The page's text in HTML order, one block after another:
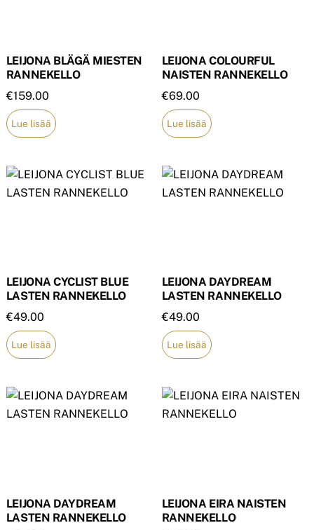
LEIJONA BLÄGÄ MIESTEN
RANNEKELLO
€159.00
Lue lisää
LEIJONA COLOURFUL
NAISTEN RANNEKELLO
€69.00
Lue lisää
LEIJONA CYCLIST BLUE
LASTEN RANNEKELLO
€49.00
Lue lisää
LEIJONA DAYDREAM
LASTEN RANNEKELLO
€49.00
Lue lisää
LEIJONA DAYDREAM
LASTEN RANNEKELLO
LEIJONA EIRA NAISTEN
RANNEKELLO